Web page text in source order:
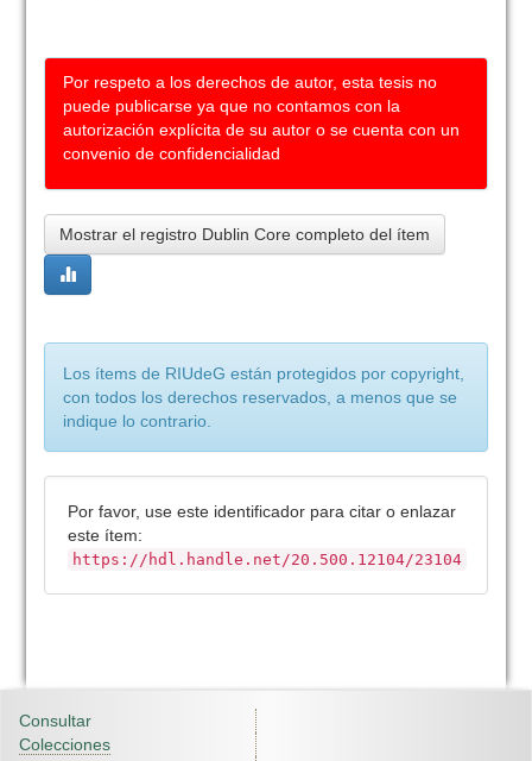
Por respeto a los derechos de autor, esta tesis no
puede publicarse ya que no contamos con la
autorización explícita de su autor o se cuenta con un
convenio de confidencialidad
Mostrar el registro Dublin Core completo del ítem
Los ítems de RIUdeG están protegidos por copyright,
con todos los derechos reservados, a menos que se
indique lo contrario.
Por favor, use este identificador para citar o enlazar
este ítem:
https://hdl.handle.net/20.500.12104/23104
Consultar
Colecciones